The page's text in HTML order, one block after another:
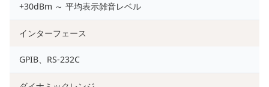
+30dBm ～ 平均表示雑音レベル
インターフェース
GPIB、RS-232C